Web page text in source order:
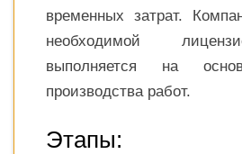
временных затрат.
необходимой
выполняется на
производства работ.
Этапы: